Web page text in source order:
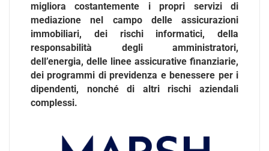
migliora costantemente i propri servizi di
mediazione nel campo delle assicurazioni
immobiliari, dei rischi informatici, della
responsabilità degli amministratori,
dell’energia, delle linee assicurative finanziarie,
dei programmi di previdenza e benessere per i
dipendenti, nonché di altri rischi aziendali
complessi.